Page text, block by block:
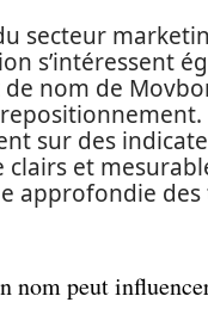
secteur
s’intéressent
nom de
sur des
et
approfondie des
nom peut